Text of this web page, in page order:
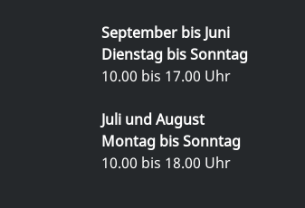
September bis Juni
Dienstag bis Sonntag
10.00 bis 17.00 Uhr
Juli und August
Montag bis Sonntag
10.00 bis 18.00 Uhr